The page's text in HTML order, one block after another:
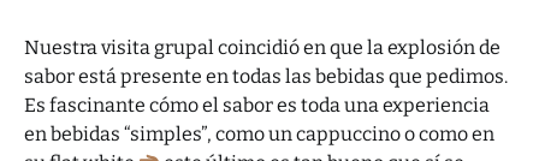
Nuestra visita grupal coincidió en que la explosión de
sabor está presente en todas las bebidas que pedimos.
Es fascinante cómo el sabor es toda una experiencia
en bebidas “simples”, como un cappuccino o como en